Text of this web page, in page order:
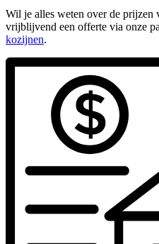
Wil je alles weten over de prijzen
vrijblijvend een offerte via onze
kozijnen.